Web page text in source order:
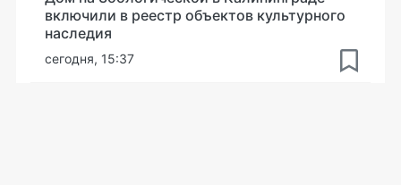
включили в реестр объектов культурного
наследия
сегодня, 15:37